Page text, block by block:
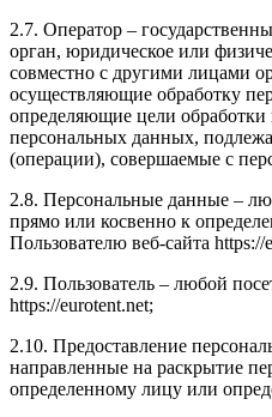
2.7. Оператор –
орган, юридическое или
совместно с другими лицами
осуществляющие обработку
определяющие цели
персональных данных,
(операции), совершаемые с
2.8. Персональные данные –
прямо или косвенно к
Пользователю веб-сайта https://
2.9. Пользователь – любой
https://eurotent.net;
2.10. Предоставление
направленные на раскрытие
определенному лицу или